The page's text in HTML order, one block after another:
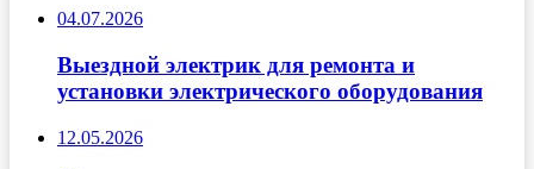
04.07.2026
Выездной электрик для ремонта и
установки электрического оборудования
12.05.2026